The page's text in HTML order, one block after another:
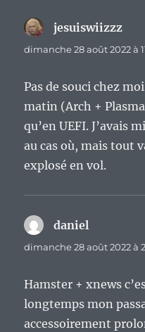
jesuiswiizzz
dimanche 28 août 2022 à
Pas de souci chez
matin (Arch +
qu’en UEFI. J’avais
au cas où, mais tout
explosé en vol.
daniel
dimanche 28 août 2022 à
Hamster + xnews
longtemps mon
accessoirement